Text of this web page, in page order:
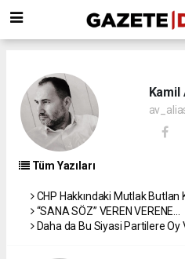
Kamil
Tüm Yazıları
CHP Hakkındaki Mutlak Butlan
“SANA SÖZ” VEREN VERENE...
Daha da Bu Siyasi Partilere Oy